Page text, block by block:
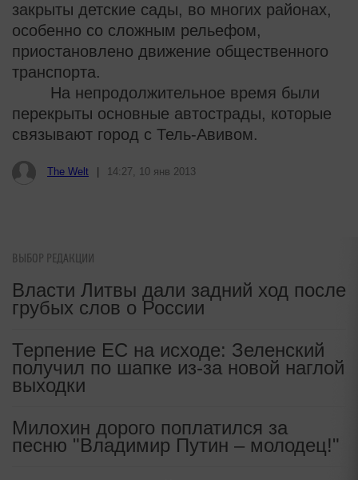
закрыты детские сады, во многих районах,
особенно со сложным рельефом,
приостановлено движение общественного
транспорта.
На непродолжительное время были
перекрыты основные автострады, которые
связывают город с Тель-Авивом.
The Welt 14:27, 10 янв 2013
ВЫБОР РЕДАКЦИИ
Власти Литвы дали задний ход после
грубых слов о России
Терпение ЕС на исходе: Зеленский
получил по шапке из-за новой наглой
выходки
Милохин дорого поплатился за
песню "Владимир Путин – молодец!"